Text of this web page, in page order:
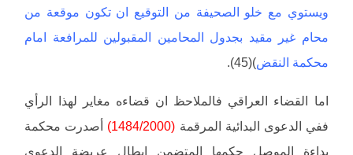
ويستوي مع خلو الصحيفة من التوقيع ان تكون موقعة من
محام غير مقيد بجدول المحامين المقبولين للمرافعة امام
محكمة النقض)(45).
اما القضاء العراقي فالملاحظ ان قضاءه مغاير لهذا الرأي
ففي الدعوى البدائية المرقمة (1484/2000)
أصدرت محكمة
بداءة الموصل حكمها المتضمن ابطال عريضة الدعوى